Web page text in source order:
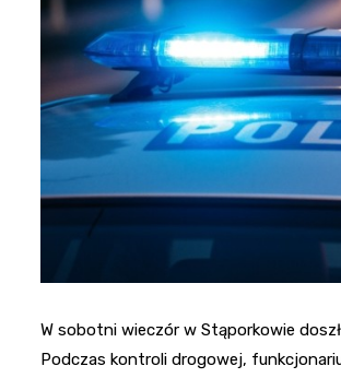
W sobotni wieczór w Stąporkowie
Podczas kontroli drogowej,